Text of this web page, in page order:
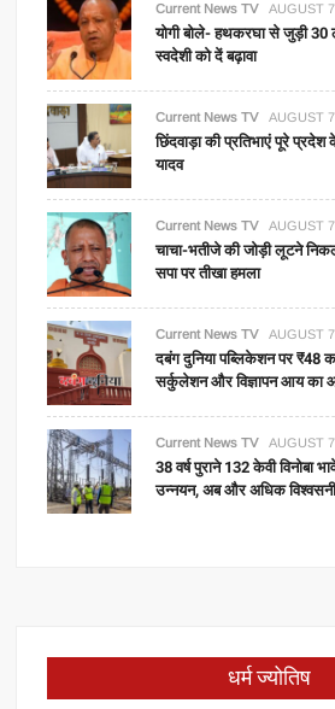
Current News TV AUGUST
योगी बोले- हथकरघा से जुड़ी 30
स्वदेशी को दें बढ़ावा
Current News TV AUGUST
छिंदवाड़ा की प्रतिभाएं पूरे
यादव
Current News TV AUGUST
चाचा-भतीजे की जोड़ी लूटने
सपा पर तीखा हमला
Current News TV AUGUST
दबंग दुनिया पब्लिकेशन पर ₹48
सर्कुलेशन और विज्ञापन आय का
Current News TV AUGUST
38 वर्ष पुराने 132 केवी
उन्नयन, अब और अधिक
धर्म ज्योतिष